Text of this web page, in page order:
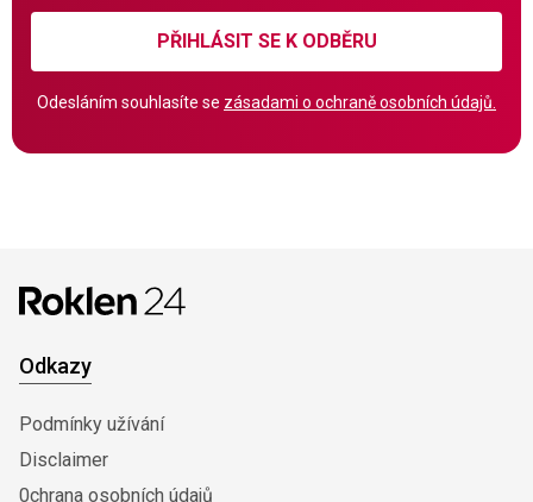
PŘIHLÁSIT SE K ODBĚRU
Odesláním souhlasíte se zásadami o ochraně osobních údajů.
Odkazy
Podmínky užívání
Disclaimer
0chrana osobních údajů